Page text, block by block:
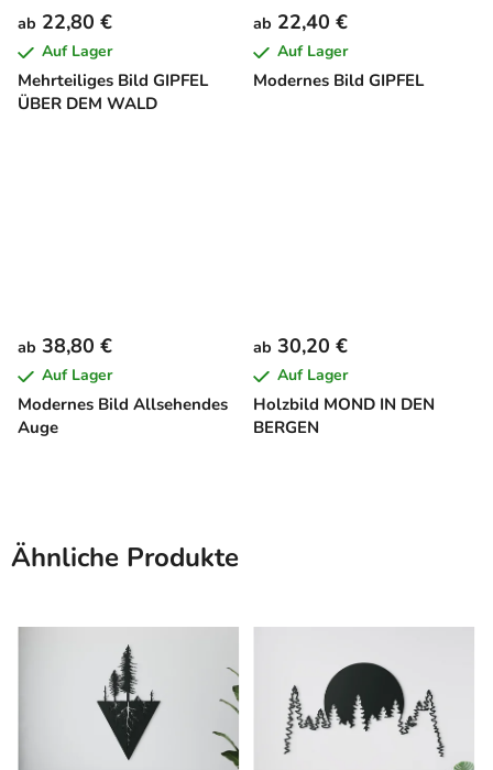
Mehrteiliges Bild GIPFEL
ÜBER DEM WALD
ab 22,80 €
Auf Lager
Modernes Bild GIPFEL
ab 22,40 €
Auf Lager
Modernes Bild Allsehendes
Auge
ab 38,80 €
Auf Lager
Holzbild MOND IN DEN
BERGEN
ab 30,20 €
Auf Lager
Ähnliche Produkte